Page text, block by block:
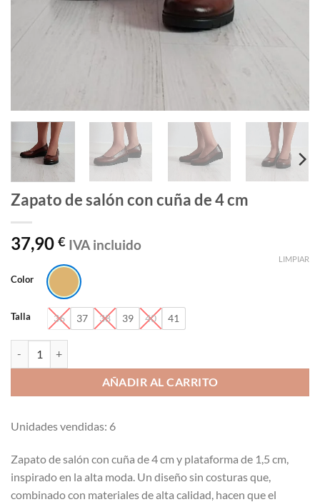
Zapato de salón con cuña de 4 cm
37,90 € IVA incluido
Color
Talla 36 37 38 39 40 41
LIMPIAR
AÑADIR AL CARRITO
Unidades vendidas: 6
Zapato de salón con cuña de 4 cm y plataforma de 1,5 cm,
inspirado en la alta moda. Un diseño sin costuras que,
combinado con materiales de alta calidad, hacen que el